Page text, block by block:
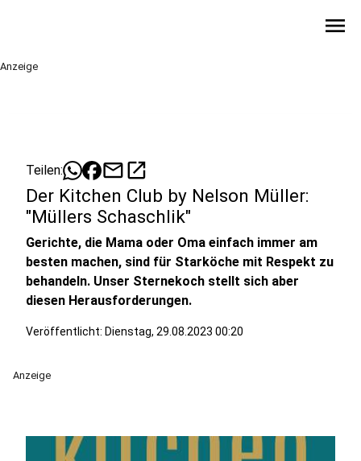
menu
Anzeige
Teilen: mailopen_in_new
Der Kitchen Club by Nelson Müller:
"Müllers Schaschlik"
Gerichte, die Mama oder Oma einfach immer am
besten machen, sind für Starköche mit Respekt zu
behandeln. Unser Sternekoch stellt sich aber
diesen Herausforderungen.
Veröffentlicht: Dienstag, 29.08.2023 00:20
Anzeige